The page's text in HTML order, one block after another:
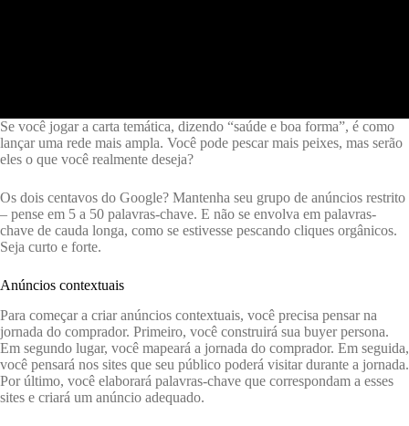
Se você jogar a carta temática, dizendo “saúde e boa forma”, é como
lançar uma rede mais ampla. Você pode pescar mais peixes, mas serão
eles o que você realmente deseja?
Os dois centavos do Google? Mantenha seu grupo de anúncios restrito
– pense em 5 a 50 palavras-chave. E não se envolva em palavras-
chave de cauda longa, como se estivesse pescando cliques orgânicos.
Seja curto e forte.
Anúncios contextuais
Para começar a criar anúncios contextuais, você precisa pensar na
jornada do comprador. Primeiro, você construirá sua buyer persona.
Em segundo lugar, você mapeará a jornada do comprador. Em seguida,
você pensará nos sites que seu público poderá visitar durante a jornada.
Por último, você elaborará palavras-chave que correspondam a esses
sites e criará um anúncio adequado.